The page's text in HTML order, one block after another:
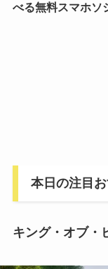
べる無料スマホソ
本日の注目
キング・オブ・